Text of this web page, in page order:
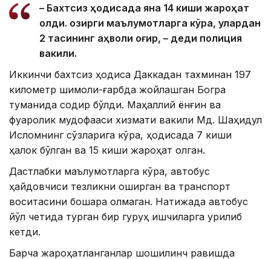
– Бахтсиз ҳодисада яна 14 киши жароҳат
олди. Ҳозирги маълумотларга кўра, улардан
2 тасининг аҳволи оғир, – деди полиция
вакили.
Иккинчи бахтсиз ҳодиса Даккадан тахминан 197
километр шимоли-ғарбда жойлашган Богра
туманида содир бўлди. Маҳаллий ёнғин ва
фуқаролик мудофааси хизмати вакили Мд. Шаҳидул
Исломнинг сўзларига кўра, ҳодисада 7 киши
ҳалок бўлган ва 15 киши жароҳат олган.
Дастлабки маълумотларга кўра, автобус
ҳайдовчиси тезликни оширган ва транспорт
воситасини бошқара олмаган. Натижада автобус
йўл четида турган бир гуруҳ ишчиларга урилиб
кетди.
Барча жароҳатланганлар шошилинч равишда